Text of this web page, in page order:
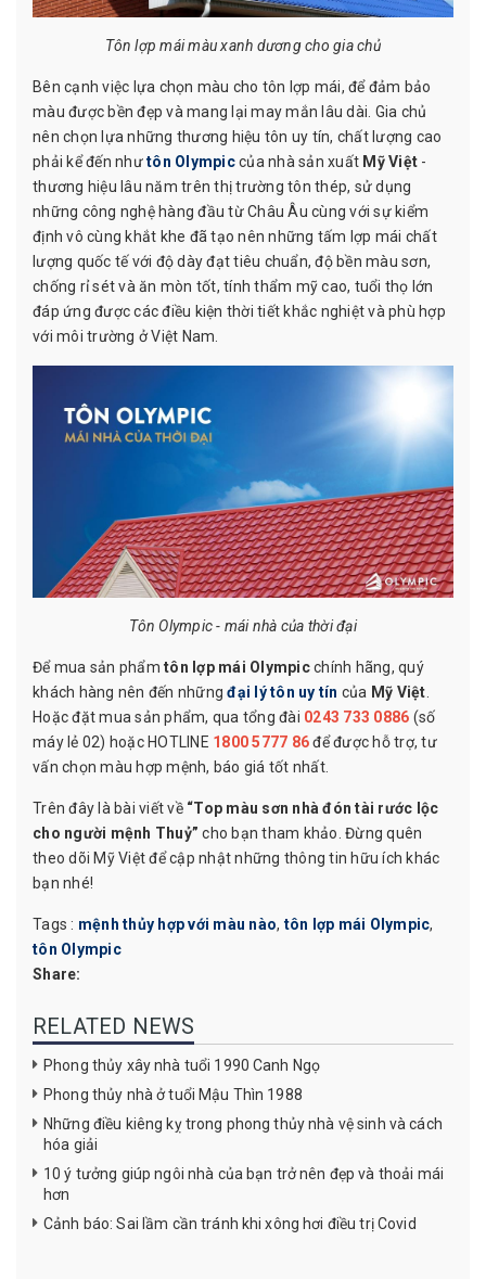
Tôn lợp mái màu xanh dương cho gia chủ
Bên cạnh việc lựa chọn màu cho tôn lợp mái, để đảm bảo
màu được bền đẹp và mang lại may mắn lâu dài. Gia chủ
nên chọn lựa những thương hiệu tôn uy tín, chất lượng cao
phải kể đến nhưtôn Olympiccủa nhà sản xuất Mỹ Việt -
thương hiệu lâu năm trên thị trường tôn thép, sử dụng
những công nghệ hàng đầu từ Châu Âu cùng với sự kiểm
định vô cùng khắt khe đã tạo nên những tấm lợp mái chất
lượng quốc tế với độ dày đạt tiêu chuẩn, độ bền màu sơn,
chống rỉ sét và ăn mòn tốt, tính thẩm mỹ cao, tuổi thọ lớn
đáp ứng được các điều kiện thời tiết khắc nghiệt và phù hợp
với môi trường ở Việt Nam.
Tôn Olympic - mái nhà của thời đại
Để mua sản phẩm tôn lợp mái Olympicchính hãng, quý
khách hàng nên đến nhữngđại lý tôn uy tín của Mỹ Việt
Hoặc đặt mua sản phẩm, qua tổng đài 0243 733 0886 (số
máy lẻ 02) hoặc HOTLINE 1800 5777 86 để được hỗ trợ, tư
vấn chọn màu hợp mệnh, báo giá tốt nhất.
Trên đây là bài viết về “Top màu sơn nhà đón tài rước lộc
cho người mệnh Thuỷ”cho bạn tham khảo. Đừng quên
theo dõi Mỹ Việt để cập nhật những thông tin hữu ích khác
bạn nhé!
Tags : mệnh thủy hợp với màu nào, tôn lợp mái Olympic,
tôn Olympic
Share:
RELATED NEWS
Phong thủy xây nhà tuổi 1990 Canh Ngọ
Phong thủy nhà ở tuổi Mậu Thìn 1988
Những điều kiêng kỵ trong phong thủy nhà vệ sinh và cách
hóa giải
10 ý tưởng giúp ngôi nhà của bạn trở nên đẹp và thoải mái
hơn
Cảnh báo: Sai lầm cần tránh khi xông hơi điều trị Covid